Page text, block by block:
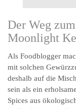
Der Weg
Moonlight
Als Foodblogger
mit solchen
deshalb auf die
sein als ein
Spices aus